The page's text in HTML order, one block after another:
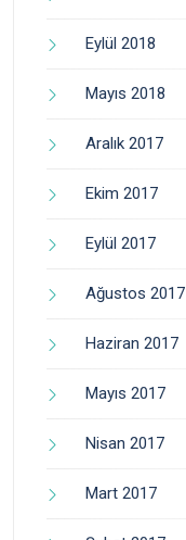
Eylül 2018
Mayıs 2018
Aralık 2017
Ekim 2017
Eylül 2017
Ağustos 2017
Haziran 2017
Mayıs 2017
Nisan 2017
Mart 2017